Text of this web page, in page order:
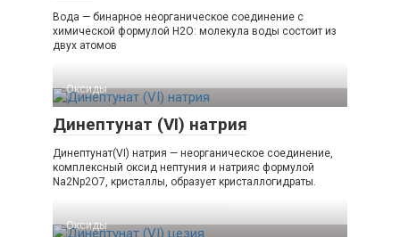
Вода — бинарное неорганическое соединение с
химической формулой H2O: молекула воды состоит из
двух атомов
Оксиды‎
Динептунат (VI) натрия
Динептунат(VI) натрия — неорганическое соединение,
комплексный оксид нептуния и натрияс формулой
Na2Np2O7, кристаллы, образует кристаллогидраты.
Оксиды‎